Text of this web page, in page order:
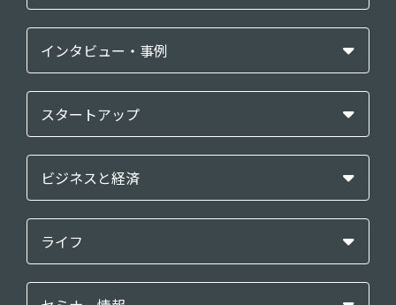
インタビュー・事例
スタートアップ
ビジネスと経済
ライフ